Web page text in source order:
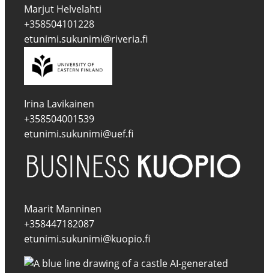
Marjut Helvelahti
+358504101228
etunimi.sukunimi@riveria.fi
Irina Lavikainen
+358504001539
etunimi.sukunimi@uef.fi
Maarit Manninen
+358447182087
etunimi.sukunimi@kuopio.fi